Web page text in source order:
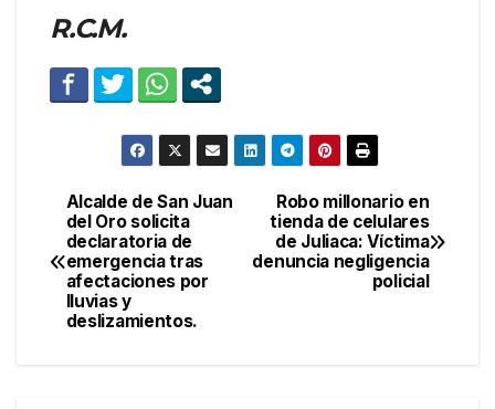
R.C.M.
Navegación
de
entradas
Robo millonario en
tienda de celulares
de Juliaca: Víctima
denuncia negligencia
policial
Alcalde de San Juan
del Oro solicita
declaratoria de
emergencia tras
afectaciones por
lluvias y
deslizamientos.